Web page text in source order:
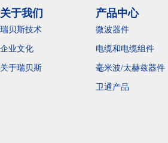
关于我们
瑞贝斯技术
企业文化
关于瑞贝斯
产品中心
微波器件
电缆和电缆组件
毫米波/太赫兹器件
卫通产品